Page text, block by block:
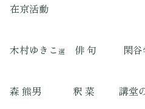
在京活動
木村ゆきこ 選 俳 句 閑谷学
森 熊男 釈 菜 講堂の